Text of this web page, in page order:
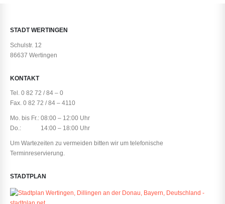
STADT WERTINGEN
Schulstr. 12
86637 Wertingen
KONTAKT
Tel. 0 82 72 / 84 – 0
Fax. 0 82 72 / 84 – 4110
Mo. bis Fr.: 08:00 – 12:00 Uhr
Do.: 14:00 – 18:00 Uhr
Um Wartezeiten zu vermeiden bitten wir um telefonische
Terminreservierung.
STADTPLAN